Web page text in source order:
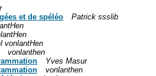
et de spéléo
Patrick ssslib
vonlantHen
vonlanthen
Yves Masur
vonlanthen